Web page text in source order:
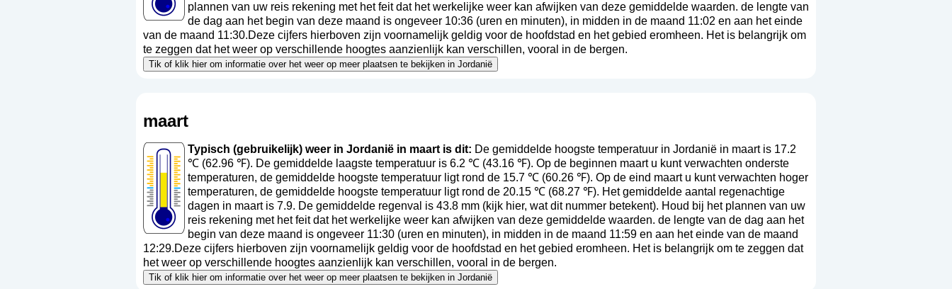
plannen van uw reis rekening met het feit dat het werkelijke weer kan afwijken van deze gemiddelde waarden. de lengte van
de dag aan het begin van deze maand is ongeveer 10:36 (uren en minuten), in midden in de maand 11:02 en aan het einde
van de maand 11:30.Deze cijfers hierboven zijn voornamelijk geldig voor de hoofdstad en het gebied eromheen. Het is belangrijk om
te zeggen dat het weer op verschillende hoogtes aanzienlijk kan verschillen, vooral in de bergen.
Tik of klik hier om informatie over het weer op meer plaatsen te bekijken in Jordanië
maart
Typisch (gebruikelijk) weer in Jordanië in maart is dit: De gemiddelde hoogste temperatuur in Jordanië in maart is 17.2
℃ (62.96 ℉). De gemiddelde laagste temperatuur is 6.2 ℃ (43.16 ℉). Op de beginnen maart u kunt verwachten onderste
temperaturen, de gemiddelde hoogste temperatuur ligt rond de 15.7 ℃ (60.26 ℉). Op de eind maart u kunt verwachten hoger
temperaturen, de gemiddelde hoogste temperatuur ligt rond de 20.15 ℃ (68.27 ℉). Het gemiddelde aantal regenachtige
dagen in maart is 7.9. De gemiddelde regenval is 43.8 mm (kijk hier, wat dit nummer betekent). Houd bij het plannen van uw
reis rekening met het feit dat het werkelijke weer kan afwijken van deze gemiddelde waarden. de lengte van de dag aan het
begin van deze maand is ongeveer 11:30 (uren en minuten), in midden in de maand 11:59 en aan het einde van de maand
12:29.Deze cijfers hierboven zijn voornamelijk geldig voor de hoofdstad en het gebied eromheen. Het is belangrijk om te zeggen dat
het weer op verschillende hoogtes aanzienlijk kan verschillen, vooral in de bergen.
Tik of klik hier om informatie over het weer op meer plaatsen te bekijken in Jordanië